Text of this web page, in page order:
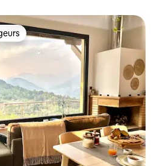
les plus appréciés